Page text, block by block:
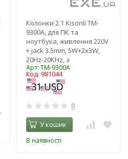
Колонки 2.1 Kisonli TM-
9300A, для ПК та
ноутбука, живлення 220V
+ jack 3.5mm, 5W+2x3W,
20Hz-20KHz, з
Арт: TM-9300A
Код: 981044
0
У кошик
В наявності